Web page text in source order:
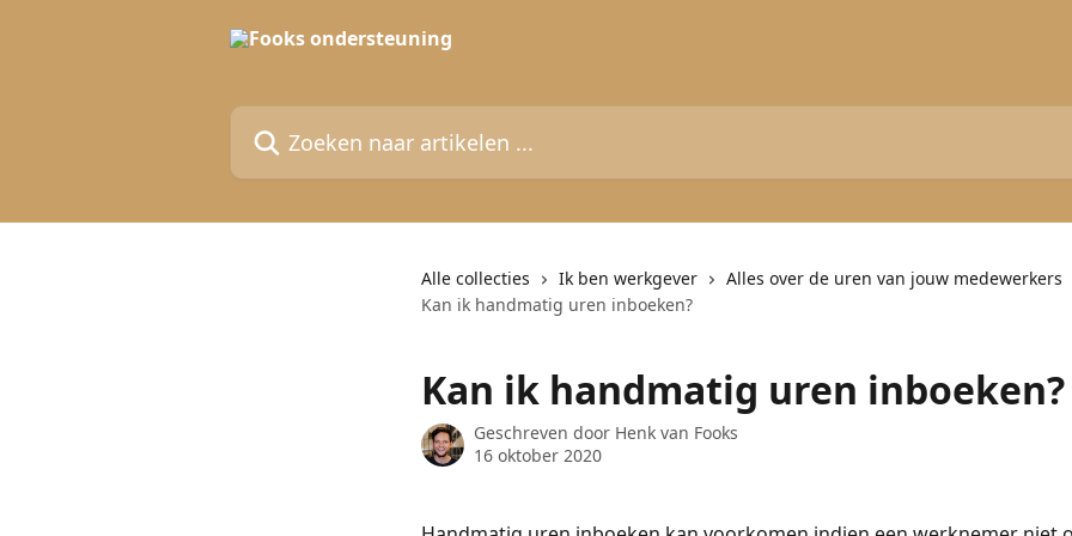
Zoeken naar artikelen ...
Alle collecties Ik ben werkgever
Alles over de uren van jouw medewerkers
Kan ik handmatig uren inboeken?
Kan ik handmatig uren inboeken?
Geschreven door Henk van Fooks
16 oktober 2020